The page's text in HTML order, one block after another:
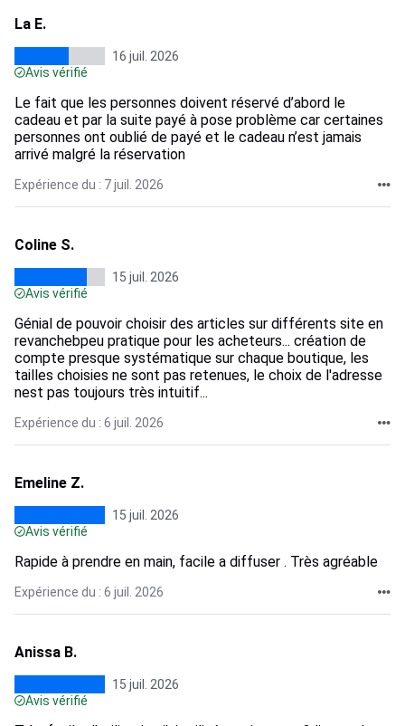
La E.
16 juil. 2026
Avis vérifié
Le fait que les personnes doivent réservé d’abord le
cadeau et par la suite payé à pose problème car certaines
personnes ont oublié de payé et le cadeau n’est jamais
arrivé malgré la réservation
Expérience du : 7 juil. 2026
Coline S.
15 juil. 2026
Avis vérifié
Génial de pouvoir choisir des articles sur différents site en
revanchebpeu pratique pour les acheteurs... création de
compte presque systématique sur chaque boutique, les
tailles choisies ne sont pas retenues, le choix de l'adresse
nest pas toujours très intuitif...
Expérience du : 6 juil. 2026
Emeline Z.
15 juil. 2026
Avis vérifié
Rapide à prendre en main, facile a diffuser . Très agréable
Expérience du : 6 juil. 2026
Anissa B.
15 juil. 2026
Avis vérifié